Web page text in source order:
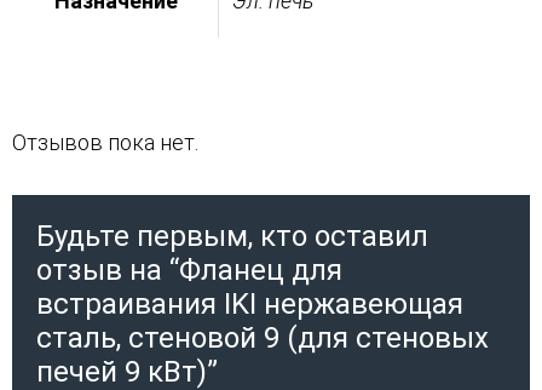
Отзывов пока нет.
Будьте первым, кто оставил
отзыв на “Фланец для
встраивания IKI нержавеющая
сталь, стеновой 9 (для стеновых
печей 9 кВт)”